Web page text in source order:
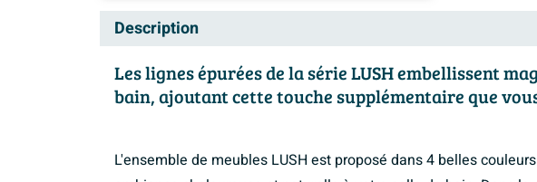
Description
Les lignes épurées de la série LUSH embellissent
bain, ajoutant cette touche supplémentaire que
L'ensemble de meubles LUSH est proposé dans 4 belles